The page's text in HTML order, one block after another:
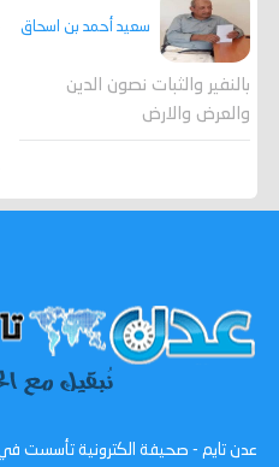
سعيد أحمد بن اسحاق
بالنفير والثبات نصون الدين
والعرض والارض